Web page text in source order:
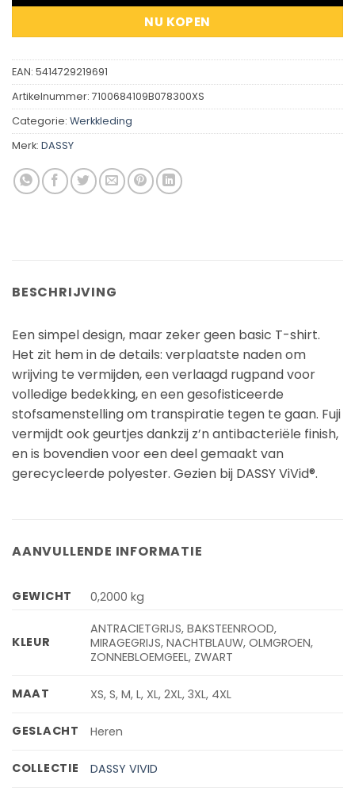
NU KOPEN
EAN: 5414729219691
Artikelnummer: 7100684109B078300XS
Categorie: Werkkleding
Merk: DASSY
BESCHRIJVING
Een simpel design, maar zeker geen basic T-shirt.
Het zit hem in de details: verplaatste naden om
wrijving te vermijden, een verlaagd rugpand voor
volledige bedekking, en een gesofisticeerde
stofsamenstelling om transpiratie tegen te gaan. Fuji
vermijdt ook geurtjes dankzij z’n antibacteriële finish,
en is bovendien voor een deel gemaakt van
gerecycleerde polyester. Gezien bij DASSY ViVid®.
AANVULLENDE INFORMATIE
GEWICHT 0,2000 kg
KLEUR
ANTRACIETGRIJS, BAKSTEENROOD,
MIRAGEGRIJS, NACHTBLAUW, OLMGROEN,
ZONNEBLOEMGEEL, ZWART
MAAT XS, S, M, L, XL, 2XL, 3XL, 4XL
GESLACHT Heren
COLLECTIE DASSY VIVID